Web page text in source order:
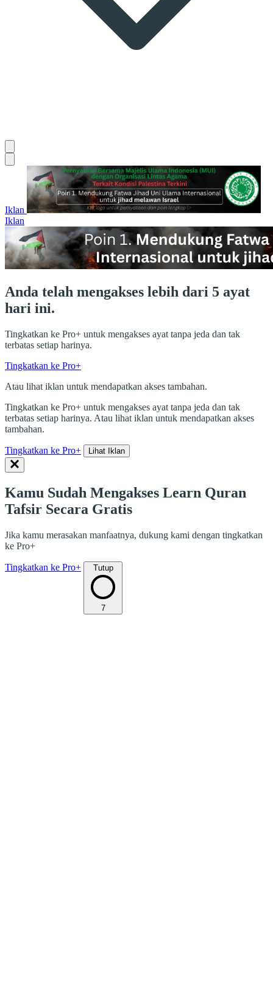
Iklan
Iklan
Anda telah mengakses lebih dari 5 ayat
hari ini.
Tingkatkan ke Pro+ untuk mengakses ayat tanpa jeda dan tak
terbatas setiap harinya.
Tingkatkan ke Pro+
Atau lihat iklan untuk mendapatkan akses tambahan.
Tingkatkan ke Pro+ untuk mengakses ayat tanpa jeda dan tak
terbatas setiap harinya. Atau lihat iklan untuk mendapatkan akses
tambahan.
Tingkatkan ke Pro+ Lihat Iklan
Kamu Sudah Mengakses Learn Quran
Tafsir Secara Gratis
Jika kamu merasakan manfaatnya, dukung kami dengan tingkatkan
ke Pro+
Tingkatkan ke Pro+ Tutup
7